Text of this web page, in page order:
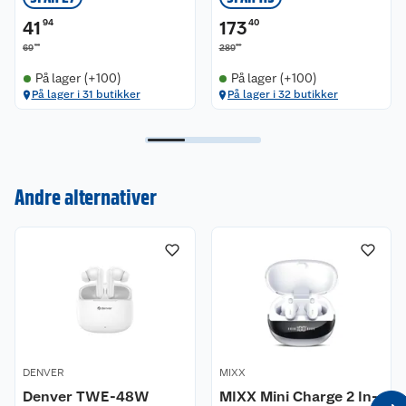
41 94
6990
På lager (+100)
På lager i 31 butikker
173 40
28900
På lager (+100)
På lager i 32 butikker
Andre alternativer
DENVER
Denver TWE-48W
MIXX
MIXX Mini Charge 2 In-
Våre butikker
Våre merkevarer
Kundeservice
Angre- og returrett
Reklamasjon og garanti
Ofte stilte spørsmål